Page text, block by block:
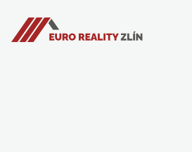
Euro Reality Zlín